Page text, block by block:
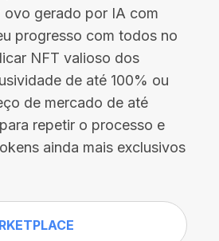
ovo gerado por IA com
progresso com todos no
NFT valioso dos
de até 100% ou
de mercado de até
repetir o processo e
ainda mais exclusivos